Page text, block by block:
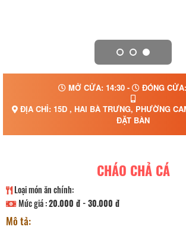
MỞ CỬA: 14:30 -
ĐÓNG
ĐỊA CHỈ: 15D , HAI BÀ TRƯNG, PHƯỜNG
ĐẶT BÀN
CHÁO CHẢ CÁ
Loại món ăn chính:
Mức giá :20.000 đ - 30.000 đ
Mô tả: